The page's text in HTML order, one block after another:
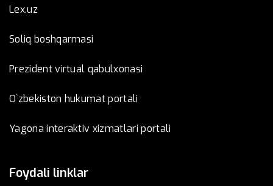
Lex.uz
Soliq boshqarmasi
Prezident virtual qabulxonasi
O`zbekiston hukumat portali
Yagona interaktiv xizmatlari portali
Foydali linklar